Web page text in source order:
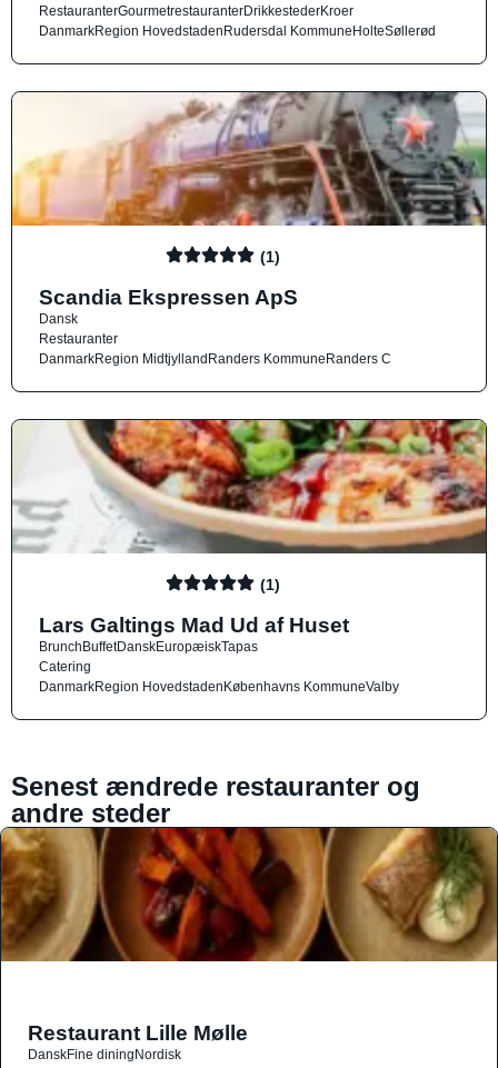
RestauranterGourmetrestauranterDrikkestederKroer
DanmarkRegion HovedstadenRudersdal KommuneHolteSøllerød
(1)
Scandia Ekspressen ApS
Dansk
Restauranter
DanmarkRegion MidtjyllandRanders KommuneRanders C
(1)
Lars Galtings Mad Ud af Huset
BrunchBuffetDanskEuropæiskTapas
Catering
DanmarkRegion HovedstadenKøbenhavns KommuneValby
Senest ændrede restauranter og
andre steder
Restaurant Lille Mølle
DanskFine diningNordisk